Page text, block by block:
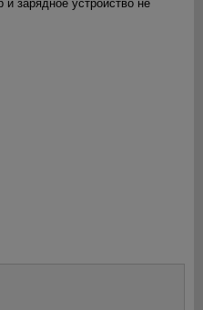
и зарядное устройство не